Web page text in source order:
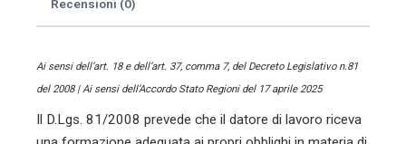
Recensioni (0)
Ai sensi dell’art. 18 e dell’art. 37, comma 7, del Decreto Legislativo n.81
del 2008 | Ai sensi dell’Accordo Stato Regioni del 17 aprile 2025
Il D.Lgs. 81/2008 prevede che il datore di lavoro riceva